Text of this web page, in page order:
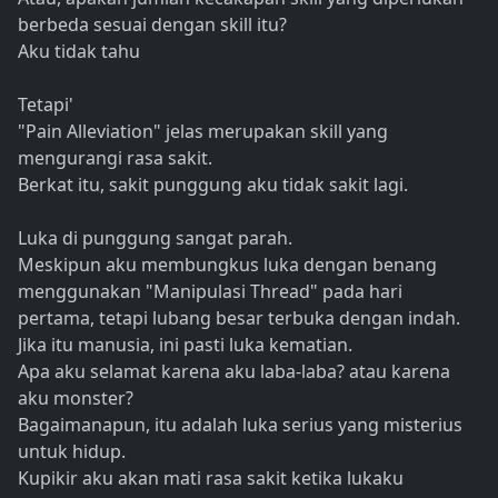
berbeda sesuai dengan skill itu?
Aku tidak tahu
Tetapi'
"Pain Alleviation" jelas merupakan skill yang
mengurangi rasa sakit.
Berkat itu, sakit punggung aku tidak sakit lagi.
Luka di punggung sangat parah.
Meskipun aku membungkus luka dengan benang
menggunakan "Manipulasi Thread" pada hari
pertama, tetapi lubang besar terbuka dengan indah.
Jika itu manusia, ini pasti luka kematian.
Apa aku selamat karena aku laba-laba? atau karena
aku monster?
Bagaimanapun, itu adalah luka serius yang misterius
untuk hidup.
Kupikir aku akan mati rasa sakit ketika lukaku